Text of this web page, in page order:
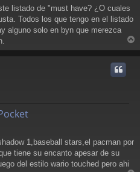
listado de "must have? ¿O cuales
Todos los que tengo en el listado
alguno solo en byn que merezca
r
1,baseball stars,el pacman por
tiene su encanto apesar de su
del estilo wario touched pero ahi